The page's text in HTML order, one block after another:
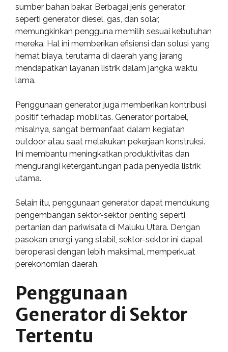
sumber bahan bakar. Berbagai jenis generator,
seperti generator diesel, gas, dan solar,
memungkinkan pengguna memilih sesuai kebutuhan
mereka. Hal ini memberikan efisiensi dan solusi yang
hemat biaya, terutama di daerah yang jarang
mendapatkan layanan listrik dalam jangka waktu
lama.
Penggunaan generator juga memberikan kontribusi
positif terhadap mobilitas. Generator portabel,
misalnya, sangat bermanfaat dalam kegiatan
outdoor atau saat melakukan pekerjaan konstruksi.
Ini membantu meningkatkan produktivitas dan
mengurangi ketergantungan pada penyedia listrik
utama.
Selain itu, penggunaan generator dapat mendukung
pengembangan sektor-sektor penting seperti
pertanian dan pariwisata di Maluku Utara. Dengan
pasokan energi yang stabil, sektor-sektor ini dapat
beroperasi dengan lebih maksimal, memperkuat
perekonomian daerah.
Penggunaan
Generator di Sektor
Tertentu